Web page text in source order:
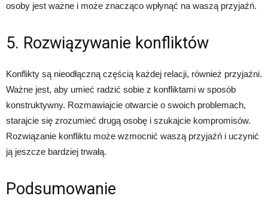
osoby jest ważne i może znacząco wpłynąć na waszą przyjaźń.
5. Rozwiązywanie konfliktów
Konflikty są nieodłączną częścią każdej relacji, również przyjaźni.
Ważne jest, aby umieć radzić sobie z konfliktami w sposób
konstruktywny. Rozmawiajcie otwarcie o swoich problemach,
starajcie się zrozumieć drugą osobę i szukajcie kompromisów.
Rozwiązanie konfliktu może wzmocnić waszą przyjaźń i uczynić
ją jeszcze bardziej trwałą.
Podsumowanie